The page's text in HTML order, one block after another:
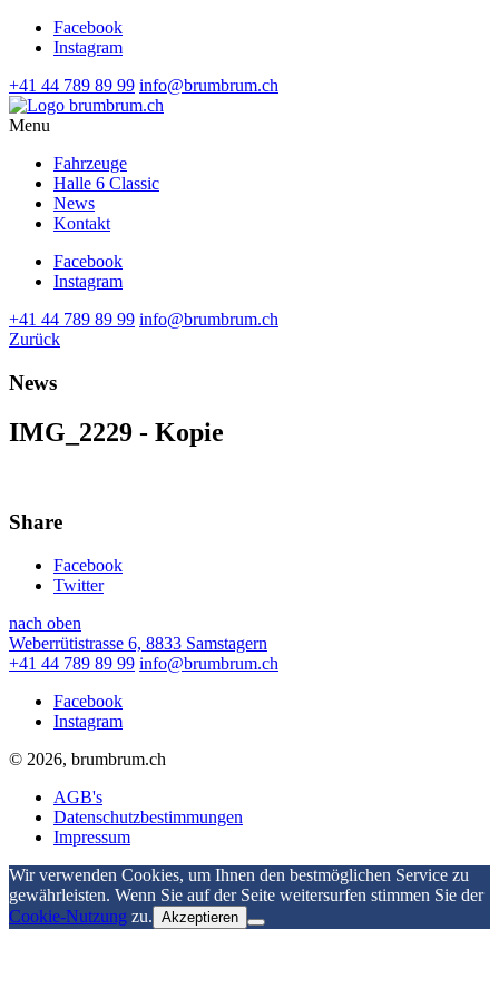
Facebook
Instagram
+41 44 789 89 99 info@brumbrum.ch
Menu
Fahrzeuge
Halle 6 Classic
News
Kontakt
Facebook
Instagram
+41 44 789 89 99 info@brumbrum.ch
Zurück
News
IMG_2229 - Kopie
Share
Facebook
Twitter
nach oben
Weberrütistrasse 6, 8833 Samstagern
+41 44 789 89 99 info@brumbrum.ch
Facebook
Instagram
© 2026, brumbrum.ch
AGB's
Datenschutzbestimmungen
Impressum
Wir verwenden Cookies, um Ihnen den bestmöglichen Service zu
gewährleisten. Wenn Sie auf der Seite weitersurfen stimmen Sie der
Cookie-Nutzung zu. Akzeptieren